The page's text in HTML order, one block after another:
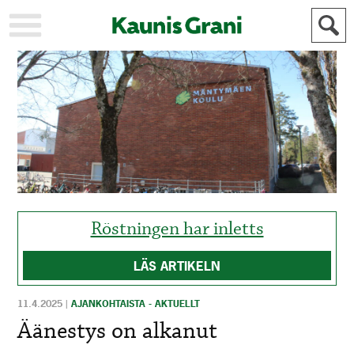
KAUPUNKI
STADEN
AJANKOHTAISTA
AKTUELLT
URHEILU
IDROTT
KULTTUURI
KULTUR
HISTORIA
HISTORIA
YLEINEN
ALLMÄN
MAINOSTAJILLE
FÖR
ANNONSÖRER
Röstningen har inletts
LÄS ARTIKELN
11.4.2025 |AJANKOHTAISTA - AKTUELLT
Äänestys on alkanut